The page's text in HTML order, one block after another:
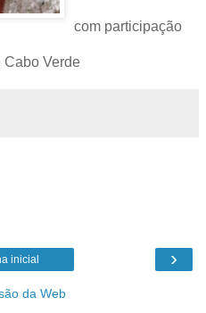
com participação
Cabo Verde
›
inicial
da Web